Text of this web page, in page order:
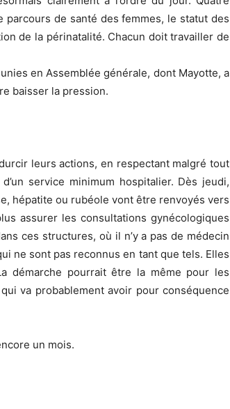
de santé des femmes, le statut des
de la périnatalité. Chacun doit travailler de
en Assemblée générale, dont Mayotte, a
baisser la pression.
leurs actions, en respectant malgré tout
service minimum hospitalier. Dès jeudi,
hépatite ou rubéole vont être renvoyés vers
assurer les consultations gynécologiques
ces structures, où il n’y a pas de médecin
ne sont pas reconnus en tant que tels. Elles
démarche pourrait être la même pour les
va probablement avoir pour conséquence
un mois.